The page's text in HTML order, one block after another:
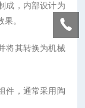
，内部设计为
。
其转换为机械
，通常采用陶